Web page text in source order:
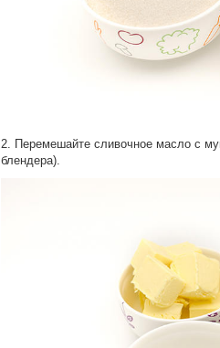
2. Перемешайте сливочное масло с
блендера).